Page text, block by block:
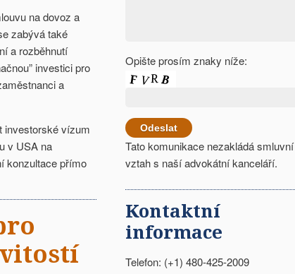
na dovoz a
zabývá také
a rozběhnutí
investici pro
a
investorské vízum
v USA na
konzultace přímo
Opište prosím znaky níže:
Tato komunikace nezakládá smluvní
vztah s naší advokátní kanceláří.
Kontaktní
informace
Telefon: (+1) 480-425-2009